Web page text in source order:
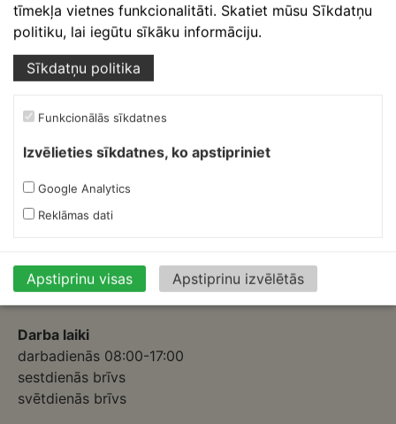
Izmēģinātāju iela 1a,
E-pasts:skardnieksm@skardnieciba.lv
Darba laiki
darbadienās 08:00-17:00
sestdienās brīvs
svētdienās brīvs
tīmekļa vietnes funkcionalitāti. Skatiet mūsu Sīkdatņu
politiku, lai iegūtu sīkāku informāciju.
Sīkdatņu politika
Funkcionālās sīkdatnes
Izvēlieties sīkdatnes, ko apstipriniet
Google Analytics
Reklāmas dati
Apstiprinu visas Apstiprinu izvēlētās